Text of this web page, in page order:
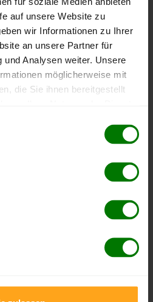
auf unsere Website zu
wir Informationen zu Ihrer
an unsere Partner für
und Analysen weiter. Unsere
möglicherweise mit
die Sie ihnen bereitgestellt
der
in Wien
und Tiefststände der
. Das dazugehörige
Höchst- oder Tiefststand im
394,99 €
386,99 €
08.05.2026
10.02.2026 07.08.2025